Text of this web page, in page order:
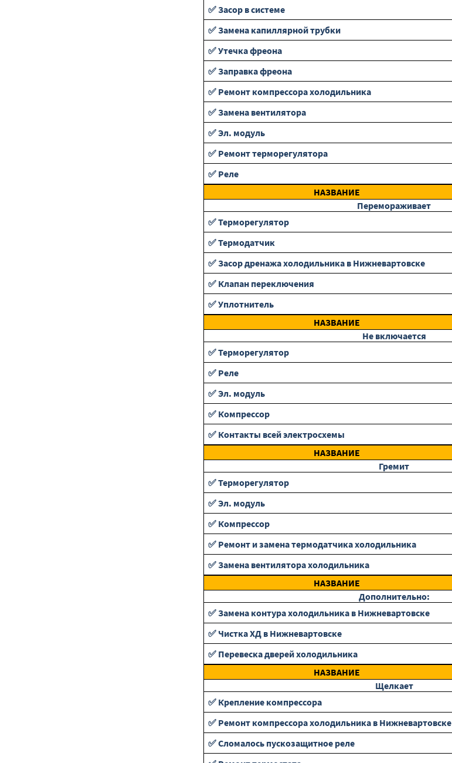
✅ Засор в системе
✅ Замена капиллярной трубки
✅ Утечка фреона
✅ Заправка фреона
✅ Ремонт компрессора холодильника
✅ Замена вентилятора
✅ Эл. модуль
✅ Ремонт терморегулятора
✅ Реле
НАЗВАНИЕ
Перемораживает
✅ Терморегулятор
✅ Термодатчик
✅ Засор дренажа холодильника в Нижневартовске
✅ Клапан переключения
✅ Уплотнитель
НАЗВАНИЕ
Не включается
✅ Терморегулятор
✅ Реле
✅ Эл. модуль
✅ Компрессор
✅ Контакты всей электросхемы
НАЗВАНИЕ
Гремит
✅ Терморегулятор
✅ Эл. модуль
✅ Компрессор
✅ Ремонт и замена термодатчика холодильника
✅ Замена вентилятора холодильника
НАЗВАНИЕ
Дополнительно:
✅ Замена контура холодильника в Нижневартовске
✅ Чистка ХД в Нижневартовске
✅ Перевеска дверей холодильника
НАЗВАНИЕ
Щелкает
✅ Крепление компрессора
✅ Ремонт компрессора холодильника в Нижневартовске
✅ Сломалось пускозащитное реле